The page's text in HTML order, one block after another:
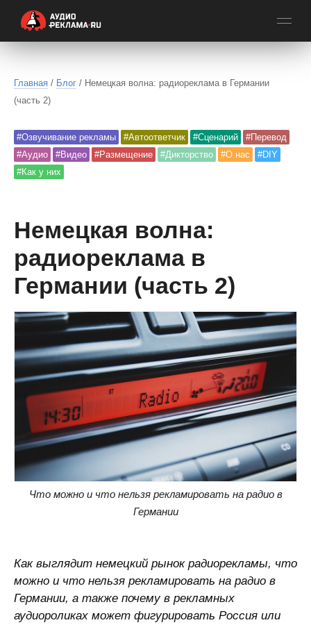
Главная / Блог / Немецкая волна: радиореклама в Германии
(часть 2)
#Озвучивание рекламы #Автоответчик #Сценарий
#Перевод
#Аудио
#Видео #Размещение #Дикторство #О нас
#DIY
#Как у них
Немецкая волна:
радиореклама в
Германии (часть 2)
Что можно и что нельзя рекламировать на радио в
Германии
Как выглядит немецкий рынок радиорекламы, что
можно и что нельзя рекламировать на радио в
Германии, а также почему в рекламных
аудиороликах может фигурировать Россия или